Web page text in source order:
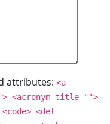
attributes: <a
<acronym title="">
<del